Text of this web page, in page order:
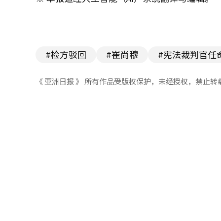
#检方驳回 #崔尚穆 #宪法裁判官任
《 亚洲日报 》 所有作品受版权保护，未经授权，禁止转